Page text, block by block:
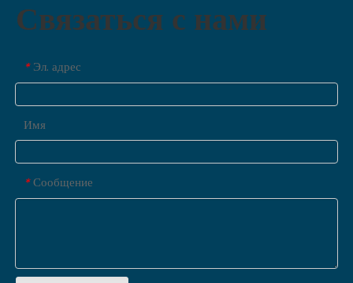
Связаться с нами
* Эл. адрес
Имя
* Сообщение